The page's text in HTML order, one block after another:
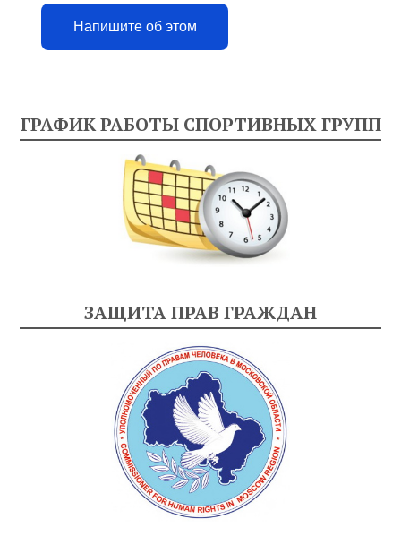
Напишите об этом
ГРАФИК РАБОТЫ СПОРТИВНЫХ ГРУПП
ЗАЩИТА ПРАВ ГРАЖДАН